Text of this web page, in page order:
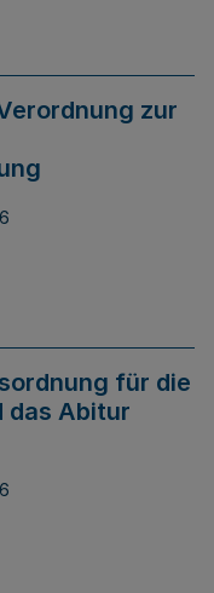
zur
für die
das Abitur